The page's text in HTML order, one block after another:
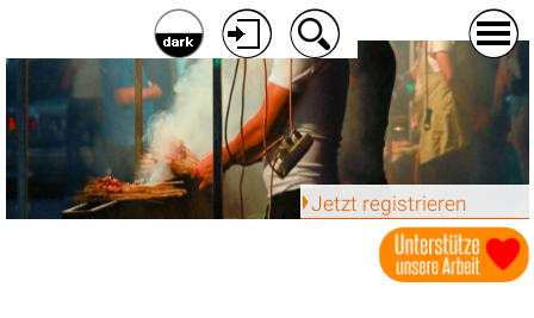
Jetzt registrieren